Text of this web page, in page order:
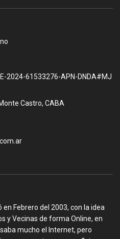
2024-61533276-APN-DNDA#MJ
Castro, CABA
en Febrero del 2003, con la idea
y Vecinas de forma Online, en
mucho el Internet, pero